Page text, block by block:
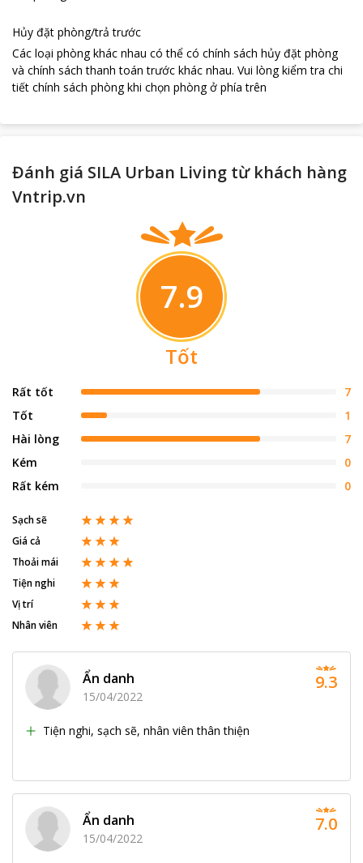
loading...
Hủy đặt phòng/trả trước
Các loại phòng khác nhau có thể có chính sách hủy đặt phòng
và chính sách thanh toán trước khác nhau. Vui lòng kiểm tra chi
tiết chính sách phòng khi chọn phòng ở phía trên
Đánh giá SILA Urban Living từ khách hàng
Vntrip.vn
7.9
Tốt
Rất tốt
7
Tốt
1
Hài lòng
7
Kém
0
Rất kém
0
Sạch sẽ
Giá cả
Thoải mái
Tiện nghi
Vị trí
Nhân viên
Ẩn danh
15/04/2022
Tiện nghi, sạch sẽ, nhân viên thân thiện
9.3
Ẩn danh
15/04/2022
7.0